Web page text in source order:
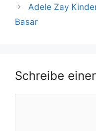
Adele Zay
Basar
Schreibe